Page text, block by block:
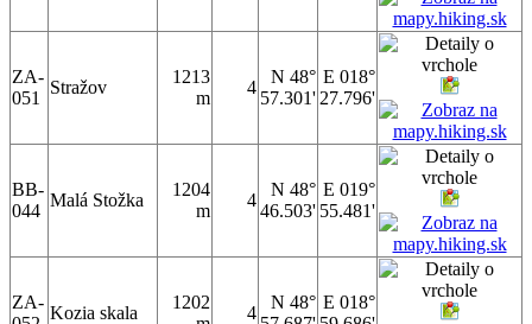
ZA-
051
Stražov
1213
m
4
N 48°
57.301'
E 018°
27.796'
BB-
044
Malá Stožka
1204
m
4
N 48°
46.503'
E 019°
55.481'
ZA-
Kozia skala
1202
4
N 48° E 018°